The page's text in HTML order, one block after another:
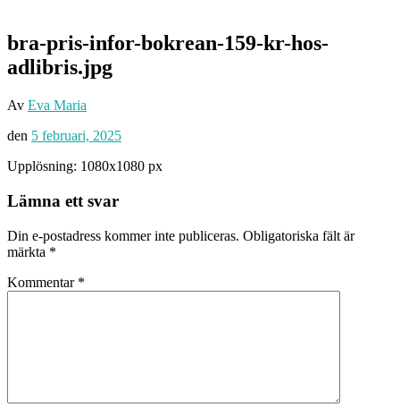
bra-pris-infor-bokrean-159-kr-hos-
adlibris.jpg
Av Eva Maria
den 5 februari, 2025
Upplösning: 1080x1080 px
Lämna ett svar
Din e-postadress kommer inte publiceras. Obligatoriska fält är
märkta *
Kommentar *